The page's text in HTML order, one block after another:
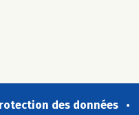
des données